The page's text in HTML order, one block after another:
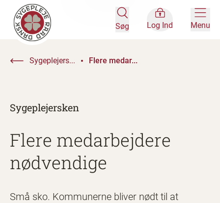
Søg Log Ind Menu
Sygeplejers... Flere medar...
Sygeplejersken
Flere medarbejdere
nødvendige
Små sko. Kommunerne bliver nødt til at